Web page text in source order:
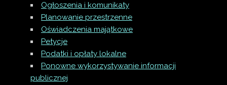
Ogłoszenia i komunikaty
Planowanie przestrzenne
Oświadczenia majątkowe
Petycje
Podatki i opłaty lokalne
Ponowne wykorzystywanie informacji
publicznej